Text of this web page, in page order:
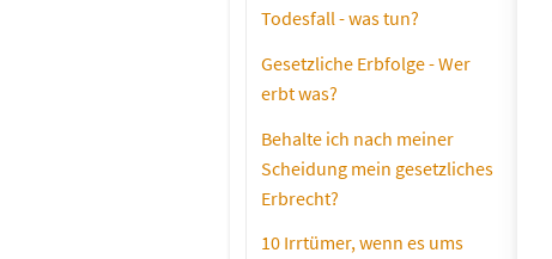
Todesfall - was tun?
Gesetzliche Erbfolge - Wer
erbt was?
Behalte ich nach meiner
Scheidung mein gesetzliches
Erbrecht?
10 Irrtümer, wenn es ums